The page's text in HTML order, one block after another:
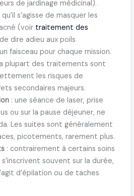
de jardinage médicinal).
s’agisse de masquer les
(voir traitement des
dire adieu aux poils
faisceau pour chaque mission.
plupart des traitements sont
les risques de
secondaires majeurs.
: une séance de laser, prise
ou sur la pause déjeuner, ne
Les suites sont généralement
picotements, rarement plus.
: contrairement à certains soins
souvent sur la durée,
d’épilation ou de taches